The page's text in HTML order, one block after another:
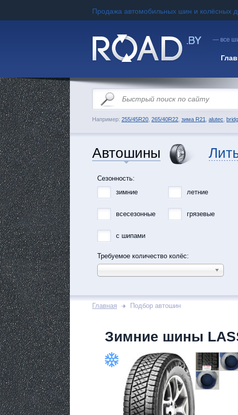
Продажа автомобильных шин и колёсных
— все
Например: 255/45R20 265/40R22 зима R21 alutec
Автошины
Сезонность:
зимние
летние
всесезонные грязевые
с шипами
Требуемое количество колёс:
Главная Подбор автошин
Зимние шины